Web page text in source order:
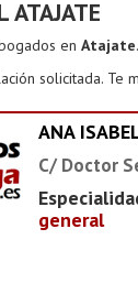
ATAJATE
en Atajate
solicitada. Te
ANA
C/ Doctor
general